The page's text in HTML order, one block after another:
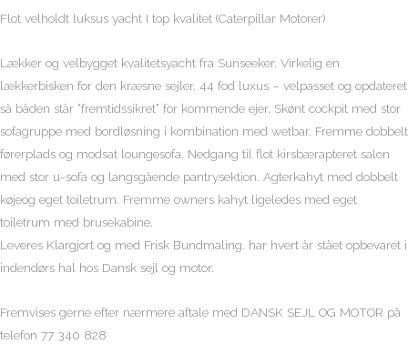
Flot velholdt luksus yacht I top kvalitet (Caterpillar Motorer)
Lækker og velbygget kvalitetsyacht fra Sunseeker. Virkelig en
lækkerbisken for den kræsne sejler. 44 fod luxus – velpasset og opdateret
så båden står “fremtidssikret” for kommende ejer. Skønt cockpit med stor
sofagruppe med bordløsning i kombination med wetbar. Fremme dobbelt
førerplads og modsat loungesofa. Nedgang til flot kirsbærapteret salon
med stor u-sofa og langsgående pantrysektion. Agterkahyt med dobbelt
køjeog eget toiletrum. Fremme owners kahyt ligeledes med eget
toiletrum med brusekabine.
Leveres Klargjort og med Frisk Bundmaling. har hvert år stået opbevaret i
indendørs hal hos Dansk sejl og motor.
Fremvises gerne efter nærmere aftale med DANSK SEJL OG MOTOR på
telefon 77 340 828